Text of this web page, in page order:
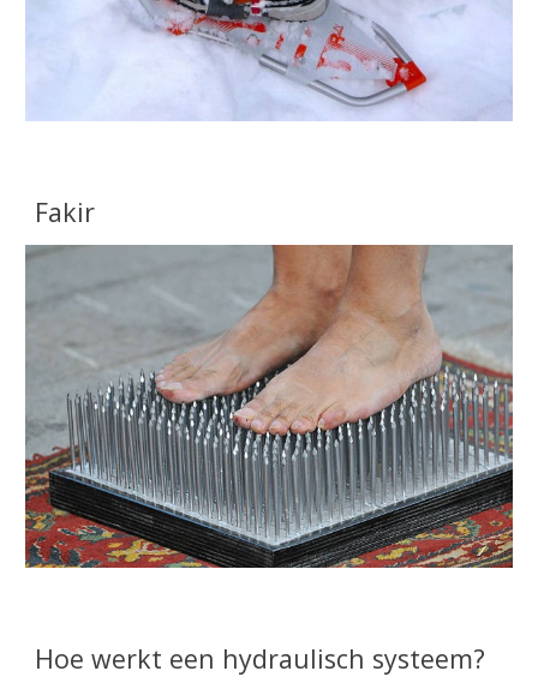
Fakir
Hoe werkt een hydraulisch systeem?